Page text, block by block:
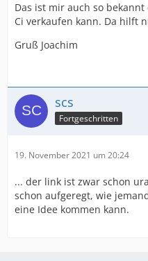
Das ist mir auch so
Ci verkaufen kann. Da hilft
Gruß Joachim
scs
Fortgeschritten
19. November 2021 um 20:24
... der link ist zwar schon
schon aufgeregt, wie
eine Idee kommen kann.